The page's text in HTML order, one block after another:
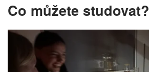
Co můžete studovat?